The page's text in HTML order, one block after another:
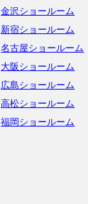
金沢ショールーム
新宿ショールーム
名古屋ショールーム
大阪ショールーム
広島ショールーム
高松ショールーム
福岡ショールーム